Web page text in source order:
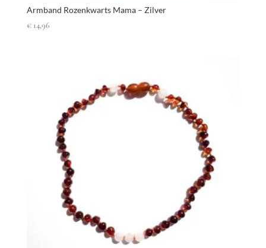
Armband Rozenkwarts Mama – Zilver
€14,96